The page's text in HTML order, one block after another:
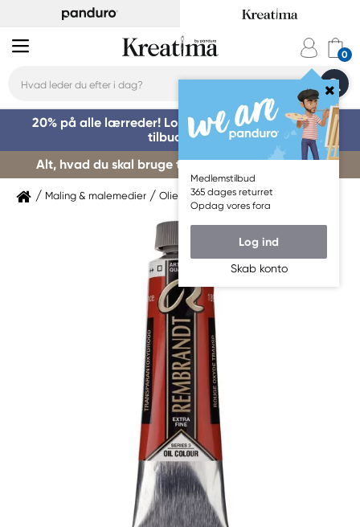
Medlemstilbud
365 dages returret
Opdag vores fora
Log ind
Skab konto
20% på alle lærreder! Log på for at benytte dig af
tilbuddet »
Alt, hvad du skal bruge til kursusstart – køb her »
Maling & malemedier Oliemaling Rembrandt